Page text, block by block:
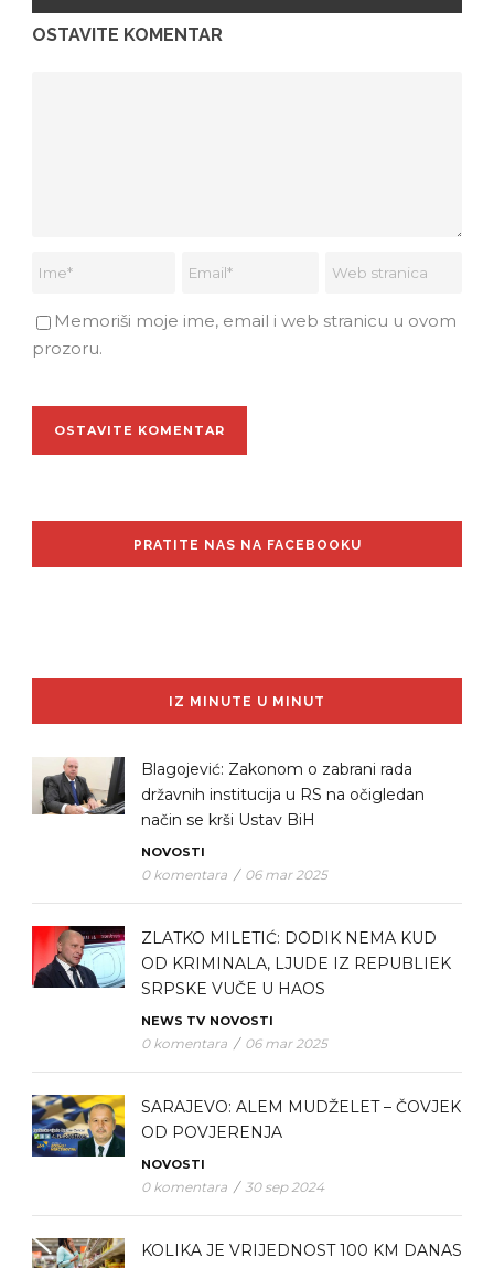
OSTAVITE KOMENTAR
Memoriši moje ime, email i web stranicu u ovom
prozoru.
PRATITE NAS NA FACEBOOKU
IZ MINUTE U MINUT
Blagojević: Zakonom o zabrani rada
državnih institucija u RS na očigledan
način se krši Ustav BiH
NOVOSTI
0 komentara / 06 mar 2025
ZLATKO MILETIĆ: DODIK NEMA KUD
OD KRIMINALA, LJUDE IZ REPUBLIEK
SRPSKE VUČE U HAOS
NEWS TV NOVOSTI
0 komentara / 06 mar 2025
SARAJEVO: ALEM MUDŽELET – ČOVJEK
OD POVJERENJA
NOVOSTI
0 komentara / 30 sep 2024
KOLIKA JE VRIJEDNOST 100 KM DANAS